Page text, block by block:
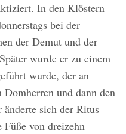
In den Klöstern
bei der
der Demut und der
wurde er zu einem
wurde, der an
und dann den
sich der Ritus
von dreizehn